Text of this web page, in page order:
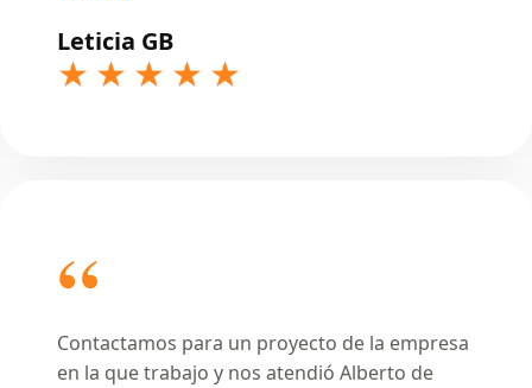
Leticia GB
Contactamos para un proyecto de la empresa
en la que trabajo y nos atendió Alberto de